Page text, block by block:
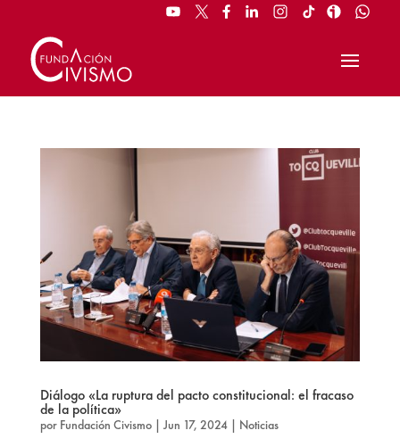
Diálogo «La ruptura del pacto constitucional: el fracaso
de la política»
por Fundación Civismo| Jun 17, 2024| Noticias